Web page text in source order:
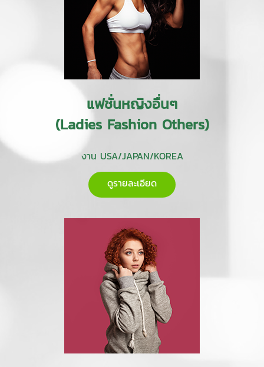
แฟชั่นหญิงอื่นๆ
(Ladies Fashion Others)
งาน USA/JAPAN/KOREA
ดูรายละเอียด